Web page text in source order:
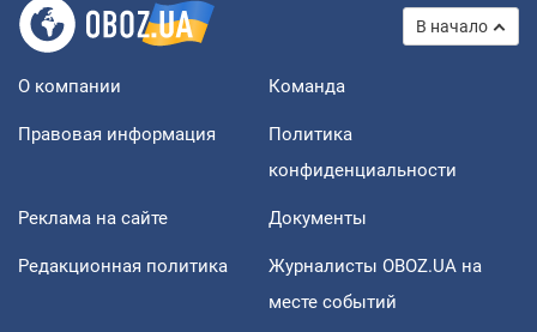
В начало
О компании Команда
Правовая информация
Политика
конфиденциальности
Реклама на сайте Документы
Редакционная политика
Журналисты OBOZ.UA на
месте событий